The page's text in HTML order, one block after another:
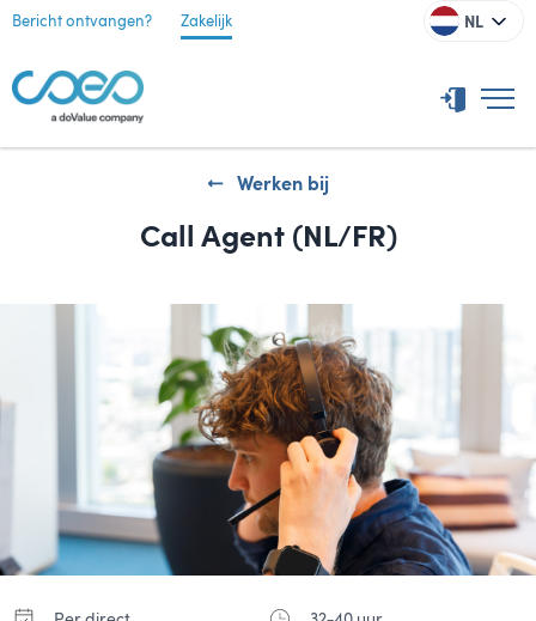
Bericht ontvangen? Zakelijk NL
Werken bij
Call Agent (NL/FR)